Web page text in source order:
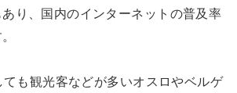
り、国内のインターネットの普及率
も観光客などが多いオスロやベルゲ